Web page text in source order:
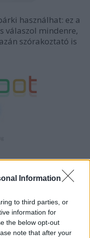
Information
to third parties, or
information for
the below opt-out
note that after your
használhat: ez a
válaszol mindenre,
szórakoztató is